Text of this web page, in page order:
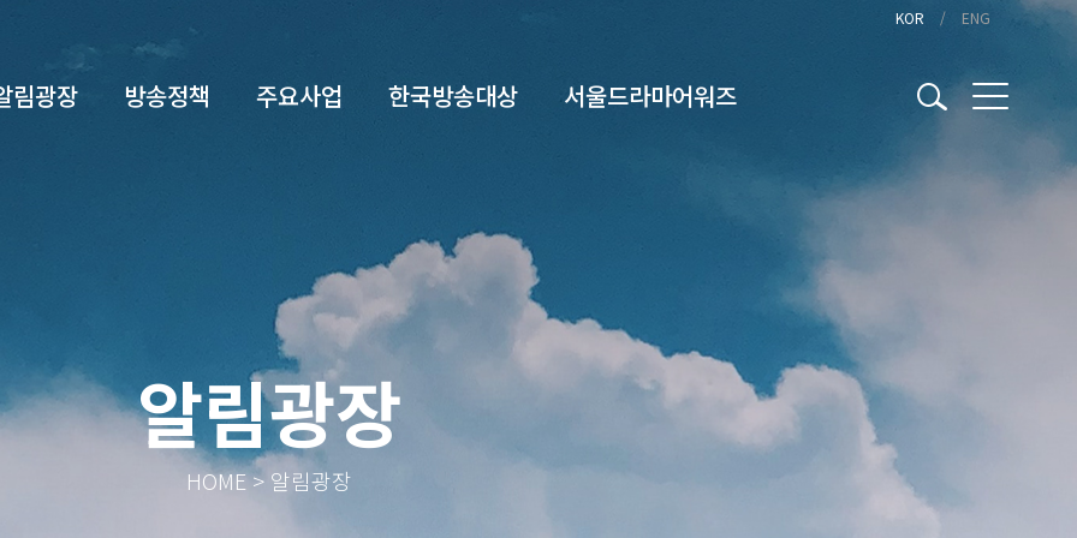
KOR ENG
림광장 방송정책 주요사업 한국방송대상 서울드라마어워즈
알림광장
HOME > 알림광장